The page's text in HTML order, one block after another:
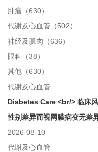
肿瘤（630）
代谢及心血管（502）
神经及肌肉（636）
眼科（38）
其他（630）
代谢及心血管
Diabetes Care <br/> 临床
性别差异而视网膜病变无差
2026-08-10
代谢及心血管